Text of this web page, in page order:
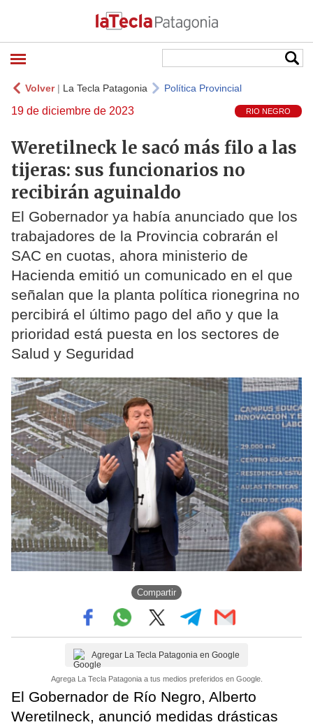
Volver| La Tecla Patagonia Política Provincial
19 de diciembre de 2023 RIO NEGRO
Weretilneck le sacó más filo a las
tijeras: sus funcionarios no
recibirán aguinaldo
El Gobernador ya había anunciado que los
trabajadores de la Provincia cobrarán el
SAC en cuotas, ahora ministerio de
Hacienda emitió un comunicado en el que
señalan que la planta política rionegrina no
percibirá el último pago del año y que la
prioridad está puesta en los sectores de
Salud y Seguridad
Compartir
Agregar La Tecla Patagonia en Google
Agrega La Tecla Patagonia a tus medios preferidos en Google.
El Gobernador de Río Negro, Alberto
Weretilneck, anunció medidas drásticas